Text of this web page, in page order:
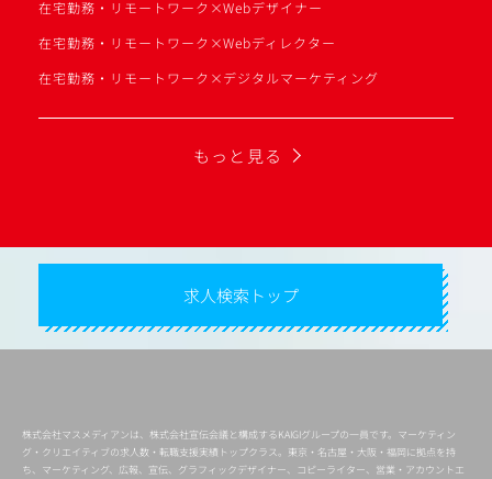
在宅勤務・リモートワーク×Webデザイナー
在宅勤務・リモートワーク×Webディレクター
在宅勤務・リモートワーク×デジタルマーケティング
もっと見る
求人検索トップ
株式会社マスメディアンは、株式会社宣伝会議と構成するKAIGIグループの一員です。マーケティン
グ・クリエイティブの求人数・転職支援実績トップクラス。東京・名古屋・大阪・福岡に拠点を持
ち、マーケティング、広報、宣伝、グラフィックデザイナー、コピーライター、営業・アカウントエ